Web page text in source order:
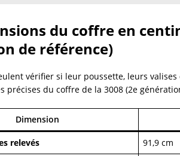
du coffre en
de référence)
vérifier si leur poussette, leurs
précises du coffre de la 3008 (2e
Dimension
relevés
91,9 cm